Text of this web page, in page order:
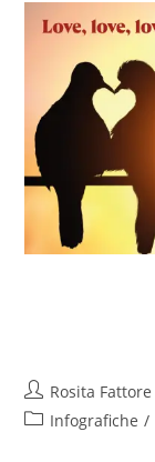
Rosita Fattore
Infografiche /